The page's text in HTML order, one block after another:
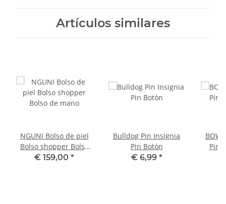
Artículos similares
NGUNI Bolso de piel
Bolso shopper Bolso
de mano
€ 159,00 *
Bulldog Pin Insignia
Pin Botón
€ 6,99 *
Pin